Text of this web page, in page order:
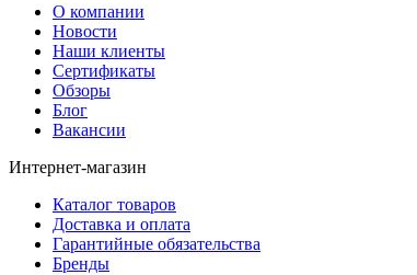
О компании
Новости
Наши клиенты
Сертификаты
Обзоры
Блог
Вакансии
Интернет-магазин
Каталог товаров
Доставка и оплата
Гарантийные обязательства
Бренды